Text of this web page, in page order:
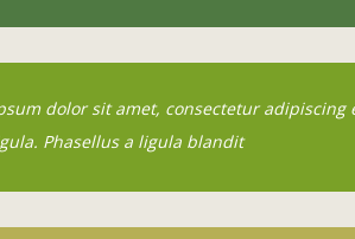
dolor sit amet, consectetur adipiscing
Phasellus a ligula blandit